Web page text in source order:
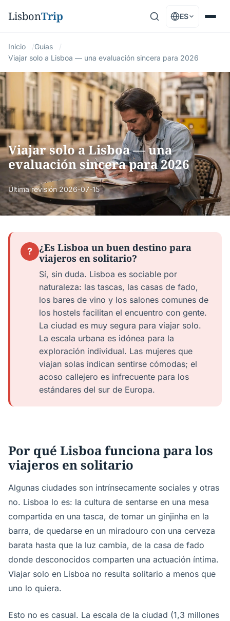
LisbonTrip ES
Inicio
Guías
Viajar solo a Lisboa — una evaluación sincera para 2026
Viajar solo a Lisboa — una
evaluación sincera para 2026
Última revisión2026-07-15
?
¿Es Lisboa un buen destino para
viajeros en solitario?
Sí, sin duda. Lisboa es sociable por
naturaleza: las tascas, las casas de fado,
los bares de vino y los salones comunes de
los hostels facilitan el encuentro con gente.
La ciudad es muy segura para viajar solo.
La escala urbana es idónea para la
exploración individual. Las mujeres que
viajan solas indican sentirse cómodas; el
acoso callejero es infrecuente para los
estándares del sur de Europa.
Por qué Lisboa funciona para los
viajeros en solitario
Algunas ciudades son intrínsecamente sociales y otras
no. Lisboa lo es: la cultura de sentarse en una mesa
compartida en una tasca, de tomar un ginjinha en la
barra, de quedarse en un miradouro con una cerveza
barata hasta que la luz cambia, de la casa de fado
donde desconocidos comparten una actuación íntima.
Viajar solo en Lisboa no resulta solitario a menos que
uno lo quiera.
Esto no es casual. La escala de la ciudad (1,3 millones